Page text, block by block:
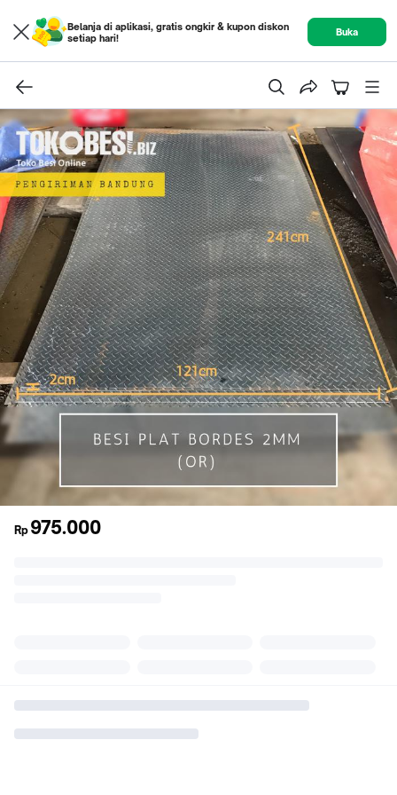
Belanja di aplikasi, gratis ongkir & kupon diskon
setiap hari!
Buka
Rp 975.000